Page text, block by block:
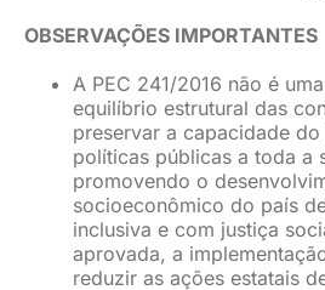
OBSERVAÇÕES IMPORTANTES
A PEC 241/2016 não é
equilíbrio estrutural das
preservar a capacidade
políticas públicas a toda a
promovendo o
socioeconômico do país
inclusiva e com justiça
aprovada, a
reduzir as ações estatais